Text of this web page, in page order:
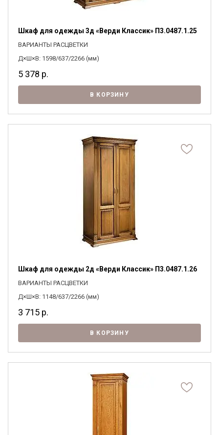
обработки персональных данных и
Шкаф для одежды 3д «Верди Классик» П3.0487.1.25
ВАРИАНТЫ РАСЦВЕТКИ
Д×Ш×В: 1598/637/2266 (мм)
5 378 р.
В КОРЗИНУ
Шкаф для одежды 2д «Верди Классик» П3.0487.1.26
ВАРИАНТЫ РАСЦВЕТКИ
Д×Ш×В: 1148/637/2266 (мм)
3 715 р.
В КОРЗИНУ